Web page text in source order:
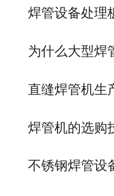
焊管设备处理
为什么大型
直缝焊管机生
焊管机的选购
不锈钢焊管